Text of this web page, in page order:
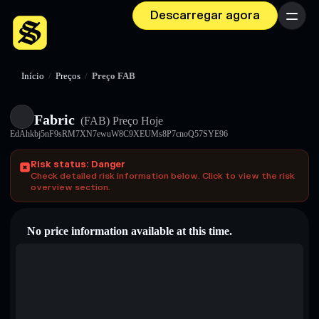
Descarregar agora Menu
Início / Preços / Preço FAB
Fabric (FAB) Preço Hoje
EdAhkbj5nF9sRM7XN7ewuW8C9XEUMs8P7cnoQ57SYE96
Risk status: Danger
Check detailed risk information below. Click to view the risk
overview section.
No price information available at this time.